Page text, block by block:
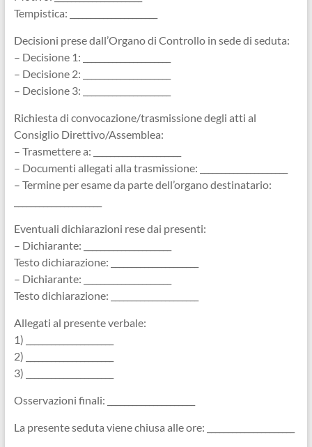
Tempistica: _____________________
Decisioni prese dall’Organo di Controllo in sede di seduta:
– Decisione 1: _____________________
– Decisione 2: _____________________
– Decisione 3: _____________________
Richiesta di convocazione/trasmissione degli atti al
Consiglio Direttivo/Assemblea:
– Trasmettere a: _____________________
– Documenti allegati alla trasmissione: _____________________
– Termine per esame da parte dell’organo destinatario:
Eventuali dichiarazioni rese dai presenti:
– Dichiarante: _____________________
Testo dichiarazione: _____________________
– Dichiarante: _____________________
Testo dichiarazione: _____________________
Allegati al presente verbale:
1) _____________________
2) _____________________
3) _____________________
Osservazioni finali: _____________________
La presente seduta viene chiusa alle ore: _____________________